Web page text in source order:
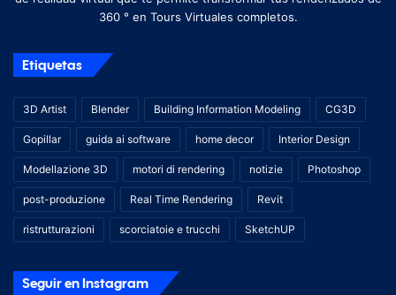
360 ​​° en Tours Virtuales completos.
Etiquetas
3D Artist Blender Building Information Modeling CG3D
Gopillar guida ai software home decor Interior Design
Modellazione 3D motori di rendering notizie Photoshop
post-produzione Real Time Rendering Revit
ristrutturazioni scorciatoie e trucchi SketchUP
Seguir en Instagram